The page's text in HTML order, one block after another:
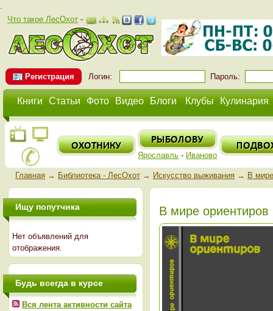
.
Что такое ЛесОхот-
Регистрация Логин: Пароль:
Книги Статьи Фото Видео Блоги Клубы Кулинария
Ярославль - Иваново
Главная→ Библиотека - ЛесОхот→ Искусство выживания→ В
В мире ориентиров
Ищу попутчика
Нет объявлений для
отображения.
Будь всегда в курсе
Вся лента активности сайта